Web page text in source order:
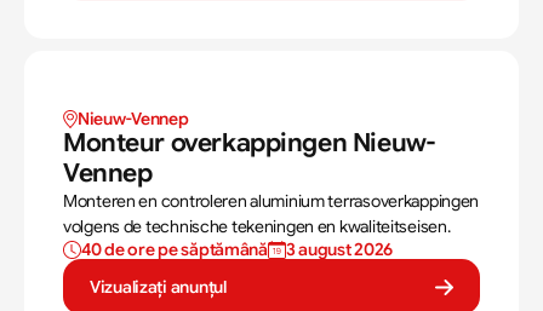
Nieuw-Vennep
Monteur overkappingen Nieuw-
Vennep
Monteren en controleren aluminium terrasoverkappingen
volgens de technische tekeningen en kwaliteitseisen.
40 de ore pe săptămână
3 august 2026
Vizualizați anunțul